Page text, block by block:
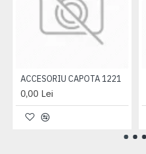
ACCESORIU CAPOTA 1221
0,00 Lei